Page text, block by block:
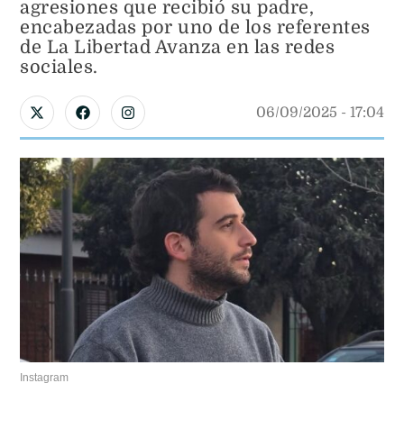
agresiones que recibió su padre,
encabezadas por uno de los referentes
de La Libertad Avanza en las redes
sociales.
06/09/2025 - 17:04
Instagram